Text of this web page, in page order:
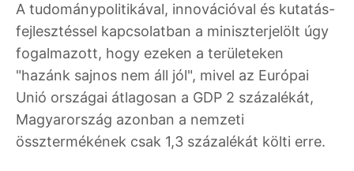
A tudománypolitikával, innovációval és kutatás-
fejlesztéssel kapcsolatban a miniszterjelölt úgy
fogalmazott, hogy ezeken a területeken
"hazánk sajnos nem áll jól", mivel az Európai
Unió országai átlagosan a GDP 2 százalékát,
Magyarország azonban a nemzeti
össztermékének csak 1,3 százalékát költi erre.